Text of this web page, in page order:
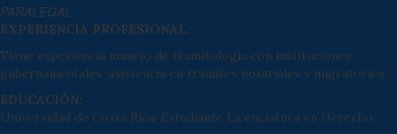
PARALEGAL
EXPERIENCIA PROFESIONAL:
Tiene experiencia manejo de tramitología con instituciones
gubernamentales, asistencia en trámites notariales y migratorios.
EDUCACIÓN:
Universidad de Costa Rica; Estudiante Licenciatura en Derecho.